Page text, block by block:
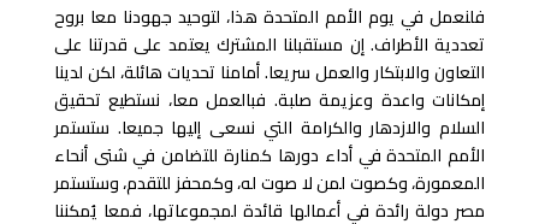
فلنعمل في يوم الأمم المتحدة هذا، لتوحيد جهودنا معا بروح
تعددية الأطراف. إن مستقبلنا المشترك يعتمد على قدرتنا على
التعاون والابتكار والعمل سريعا. أمامنا تحديات هائلة، لكن لدينا
إمكانات واعدة وعزيمة صلبة. فبالعمل معا، نستطيع تحقيق
السلام والازدهار والكرامة التي نسعى إليها جميعا. ستستمر
الأمم المتحدة في أداء دورها كمنارة للتضامن في شتى أنحاء
المعمورة، وكصوت لمن لا صوت له، وكمحفز للتقدم، وستستمر
مصر دولة رائدة في أعمالها قائدة لمجموعاتها، فمعا يُمكننا